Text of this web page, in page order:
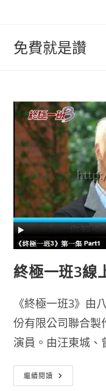
免費就是讚
終極一班3線
《終極一班3》由
份有限公司聯合製
演員。由汪東城、
繼續閱讀 終
極